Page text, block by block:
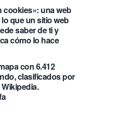
cookies»: una web
que un sitio web
saber de ti y
cómo lo hace
con 6.412
clasificados por